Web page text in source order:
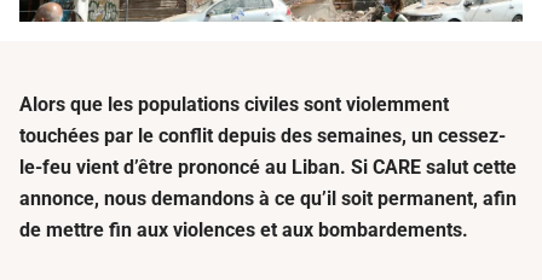
Alors que les populations civiles sont violemment
touchées par le conflit depuis des semaines, un cessez-
le-feu vient d’être prononcé au Liban. Si CARE salut cette
annonce, nous demandons à ce qu’il soit permanent, afin
de mettre fin aux violences et aux bombardements.